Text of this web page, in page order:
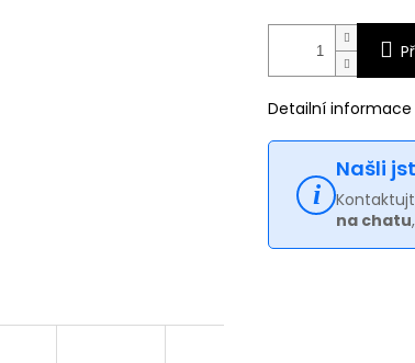
Detailní informace
Našli
na chatu